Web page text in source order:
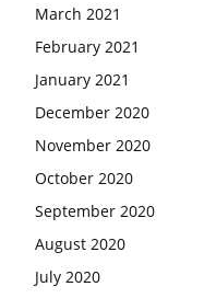
March 2021
February 2021
January 2021
December 2020
November 2020
October 2020
September 2020
August 2020
July 2020